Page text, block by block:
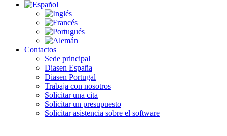
Contactos
Sede principal
Diasen España
Diasen Portugal
Trabaja con nosotros
Solicitar una cita
Solicitar un presupuesto
Solicitar asistencia sobre el software